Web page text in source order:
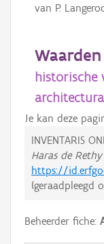
van P.
Waarden
historische
Je kan deze
INVENTARIS
Haras de Rethy
https://
(geraadpleegd
Beheerder fiche: